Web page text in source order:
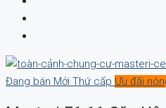
Đang bán Mới Thứ cấp Ưu đãi